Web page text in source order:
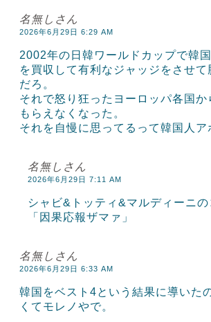
名無しさん
2026年6月29日 6:29 AM
2002年の日韓ワールドカップで韓
を買収して有利なジャッジをさせて
だろ。
それで怒り狂ったヨーロッパ各国か
もらえなくなった。
それを自慢に思ってるって韓国人ア
名無しさん
2026年6月29日 7:11 AM
シャビ&トッティ&マルディーニの
「因果応報ザマァ」
名無しさん
2026年6月29日 6:33 AM
韓国をベスト4という結果に導いた
くてモレノやで。